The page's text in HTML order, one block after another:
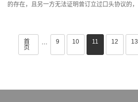
的存在，且另一方无法证明曾订立过口头协议的，
首
页
··· 9 10 11 12 13